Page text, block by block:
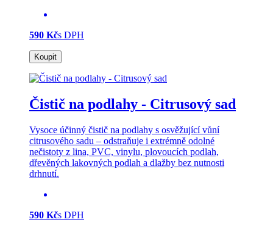
590 Kčs DPH
Koupit
Čistič na podlahy - Citrusový sad
Vysoce účinný čistič na podlahy s osvěžující vůní
citrusového sadu – odstraňuje i extrémně odolné
nečistoty z lina, PVC, vinylu, plovoucích podlah,
dřevěných lakovných podlah a dlažby bez nutnosti
drhnutí.
590 Kčs DPH